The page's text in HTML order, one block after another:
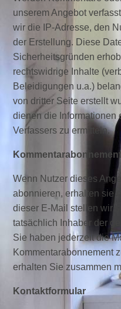
unserem Angebot
wir die IP-Adresse, den
der Erstellung. Diese
Sicherheitsgründen
rechtswidrige Inhalte
Beleidigungen u.a.)
von dritter Seite erstellt
dienen die Informationen
Verfassers zu ermitteln.
Kommentarabonnement
Wenn Nutzer dieses
abonnieren, erhalten sie
dieser E-Mail stellen wir
tatsächlich Inhaber der
Sie haben jederzeit die
Kommentarabonnement
erhalten Sie zusammen
Kontaktformular